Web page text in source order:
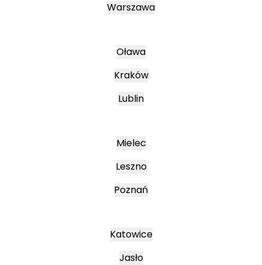
Warszawa
Oława
Kraków
Lublin
Mielec
Leszno
Poznań
Katowice
Jasło